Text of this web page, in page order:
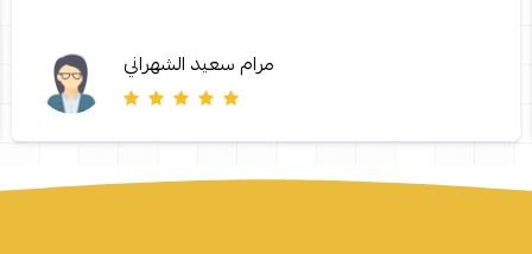
مرام سعيد الشهراني